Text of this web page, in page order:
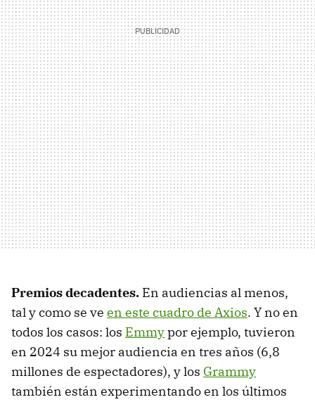
Premios decadentes. En audiencias al menos,
tal y como se ve en este cuadro de Axios. Y no en
todos los casos: los Emmypor ejemplo, tuvieron
en 2024 su mejor audiencia en tres años (6,8
millones de espectadores), y los Grammy
también están experimentando en los últimos